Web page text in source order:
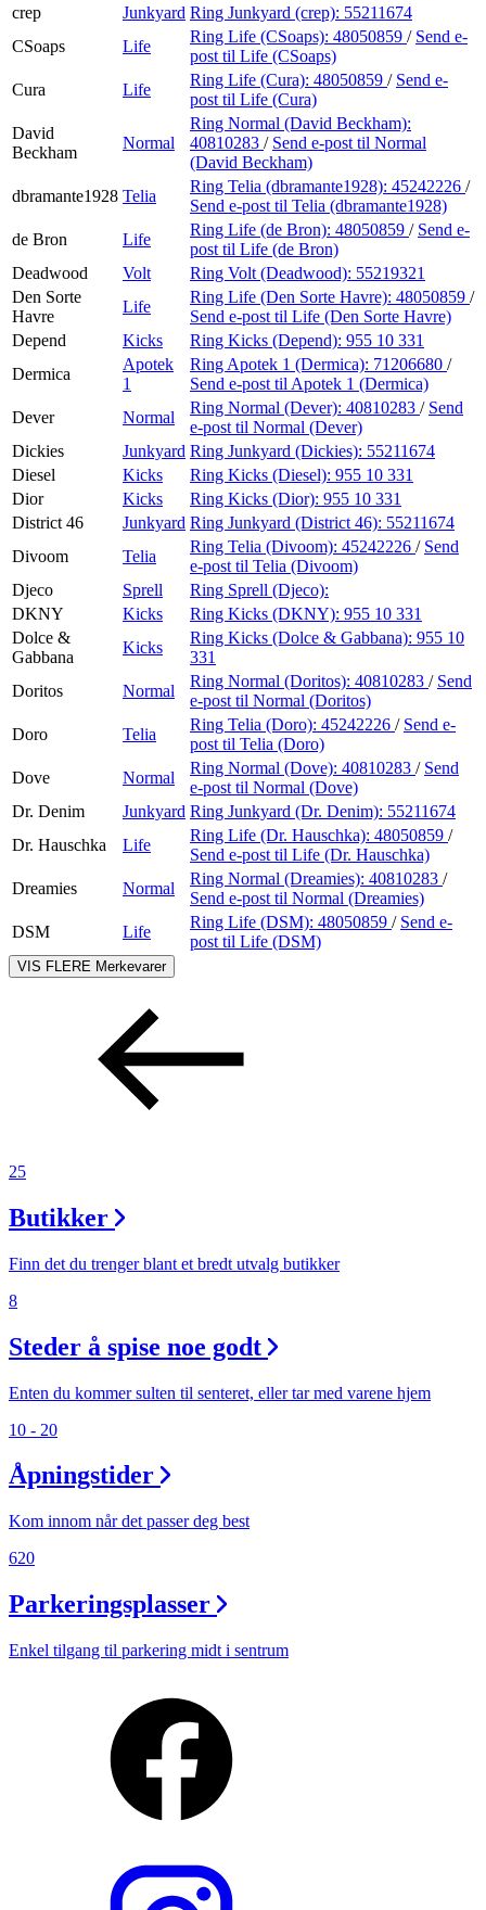
crep
Junkyard Ring Junkyard (crep): 55211674
CSoaps
Life
Ring Life (CSoaps): 48050859 / Send e-
post til Life (CSoaps)
Cura
Life
Ring Life (Cura): 48050859 / Send e-
post til Life (Cura)
David
Beckham
Normal
Ring Normal (David Beckham):
40810283 / Send e-post til Normal
(David Beckham)
dbramante1928 Telia
Ring Telia (dbramante1928): 45242226 /
Send e-post til Telia (dbramante1928)
de Bron
Life
Ring Life (de Bron): 48050859 / Send e-
post til Life (de Bron)
Deadwood
Volt Ring Volt (Deadwood): 55219321
Den Sorte
Havre
Life
Ring Life (Den Sorte Havre): 48050859 /
Send e-post til Life (Den Sorte Havre)
Depend
Kicks Ring Kicks (Depend): 955 10 331
Dermica
Apotek
1
Ring Apotek 1 (Dermica): 71206680 /
Send e-post til Apotek 1 (Dermica)
Dever
Normal
Ring Normal (Dever): 40810283 / Send
e-post til Normal (Dever)
Dickies
Junkyard Ring Junkyard (Dickies): 55211674
Diesel
Kicks Ring Kicks (Diesel): 955 10 331
Dior
Kicks Ring Kicks (Dior): 955 10 331
District 46
Junkyard Ring Junkyard (District 46): 55211674
Divoom
Telia
Ring Telia (Divoom): 45242226 / Send
e-post til Telia (Divoom)
Djeco
Sprell
Ring Sprell (Djeco):
DKNY
Kicks Ring Kicks (DKNY): 955 10 331
Dolce &
Gabbana
Kicks
Ring Kicks (Dolce & Gabbana): 955 10
331
Doritos
Normal
Ring Normal (Doritos): 40810283 / Send
e-post til Normal (Doritos)
Doro
Telia
Ring Telia (Doro): 45242226 / Send e-
post til Telia (Doro)
Dove
Normal
Ring Normal (Dove): 40810283 / Send
e-post til Normal (Dove)
Dr. Denim
Junkyard Ring Junkyard (Dr. Denim): 55211674
Dr. Hauschka
Life
Ring Life (Dr. Hauschka): 48050859 /
Send e-post til Life (Dr. Hauschka)
Dreamies
Normal
Ring Normal (Dreamies): 40810283 /
Send e-post til Normal (Dreamies)
DSM
Life
Ring Life (DSM): 48050859 / Send e-
post til Life (DSM)
VIS FLERE Merkevarer
25
Butikker
Finn det du trenger blant et bredt utvalg butikker
8
Steder å spise noe godt
Enten du kommer sulten til senteret, eller tar med varene hjem
10 - 20
Åpningstider
Kom innom når det passer deg best
620
Parkeringsplasser
Enkel tilgang til parkering midt i sentrum